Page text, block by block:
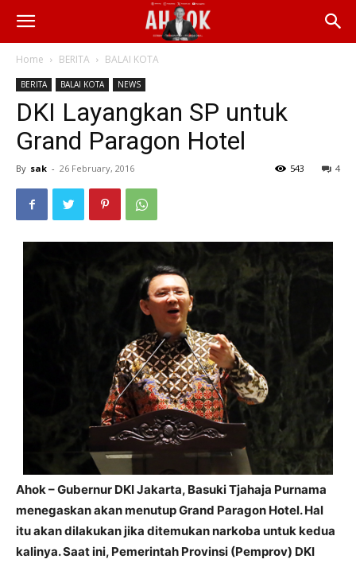
Home BERITA BALAI KOTA
BERITA BALAI KOTA NEWS
DKI Layangkan SP untuk
Grand Paragon Hotel
By sak - 26 February, 2016 4
543
Ahok – Gubernur DKI Jakarta, Basuki Tjahaja Purnama
menegaskan akan menutup Grand Paragon Hotel. Hal
itu akan dilakukan jika ditemukan narkoba untuk kedua
kalinya. Saat ini, Pemerintah Provinsi (Pemprov) DKI